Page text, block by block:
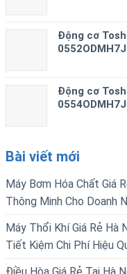
Động cơ
Động cơ
Bài viết mới
Máy Bơm Hóa Chất Giá
Thông Minh Cho Doanh
Máy Thổi Khí Giá Rẻ Hà
Tiết Kiệm Chi Phí Hiệu